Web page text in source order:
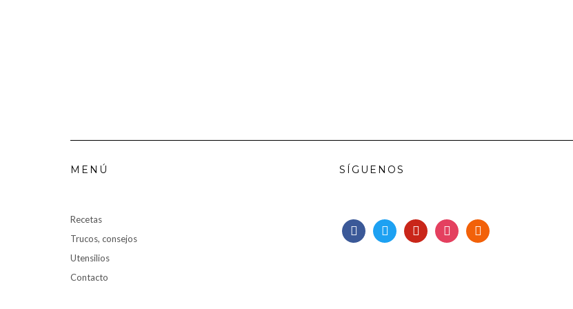
MENÚ
Recetas
Trucos, consejos
Utensilios
Contacto
SÍGUENOS
facebooktwitter pinterestinstagramrss